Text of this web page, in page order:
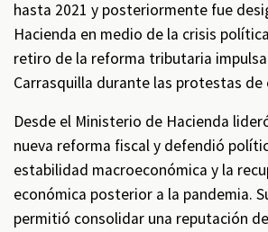
hasta 2021 y posteriormente fue
Hacienda en medio de la crisis
retiro de la reforma tributaria
Carrasquilla durante las protestas de
Desde el Ministerio de Hacienda
nueva reforma fiscal y defendió
estabilidad macroeconómica y la
económica posterior a la pandemia.
permitió consolidar una reputación